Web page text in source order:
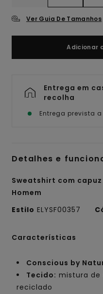
Ver Guia De Tamanhos
Adicionar
Entrega em
recolha
Entrega prevista
Detalhes e
Sweatshirt com
Homem
Estilo ELYSF00357
Características
Conscious by
Tecido: mistura de
reciclado